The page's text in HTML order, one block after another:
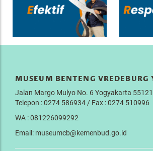
MUSEUM BENTENG VREDEBURG
Jalan Margo Mulyo No. 6 Yogyakarta 55121
Telepon : 0274 586934 / Fax : 0274 510996
WA : 081226099292
Email: museumcb@kemenbud.go.id